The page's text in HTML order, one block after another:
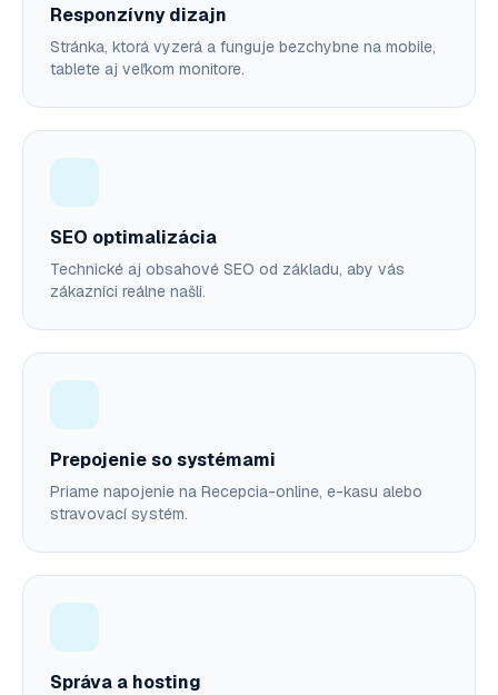
Responzívny dizajn
Stránka, ktorá vyzerá a funguje bezchybne na mobile,
tablete aj veľkom monitore.
SEO optimalizácia
Technické aj obsahové SEO od základu, aby vás
zákazníci reálne našli.
Prepojenie so systémami
Priame napojenie na Recepcia-online, e-kasu alebo
stravovací systém.
Správa a hosting